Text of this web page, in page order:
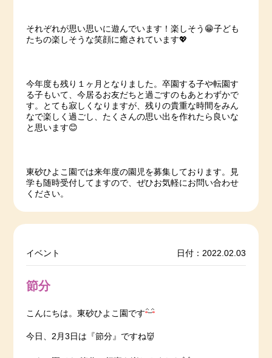
それぞれが思い思いに遊んでいます！楽しそう😁子ども
たちの楽しそうな笑顔に癒されています💖
今年度も残り１ヶ月となりました。卒園する子や転園す
る子もいて、今居るお友だちと過ごすのもあとわずかで
す。とても寂しくなりますが、残りの貴重な時間をみん
なで楽しく過ごし、たくさんの思い出を作れたら良いな
と思います😊
東砂ひよこ園では来年度の園児を募集しております。見
学も随時受付してますので、ぜひお気軽にお問い合わせ
ください。
イベント 日付：2022.02.03
節分
こんにちは。東砂ひよこ園です
今日、2月3日は『節分』ですね👹